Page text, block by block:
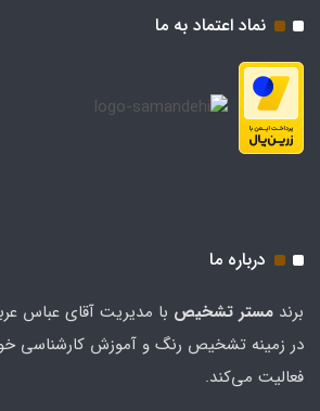
نماد اعتماد به ما
درباره ما
برند مستر تشخيص
در زمینه تشخیص رنگ و آموزش کارشناسی
فعالیت می‌کند.